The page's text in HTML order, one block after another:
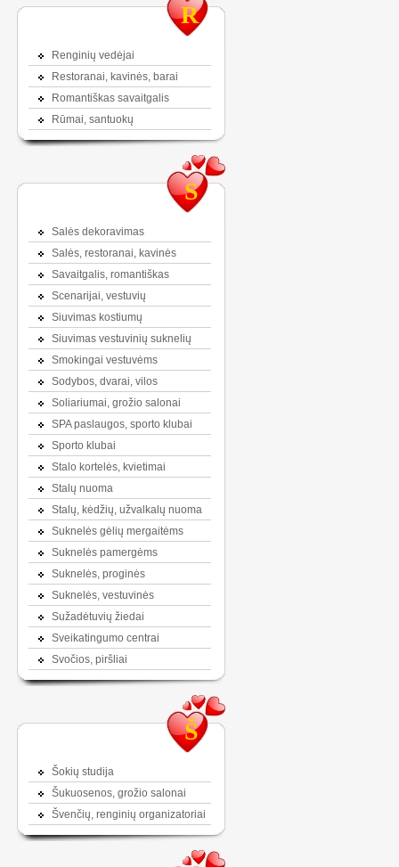
R
Renginių vedėjai
Restoranai, kavinės, barai
Romantiškas savaitgalis
Rūmai, santuokų
S
Salės dekoravimas
Salės, restoranai, kavinės
Savaitgalis, romantiškas
Scenarijai, vestuvių
Siuvimas kostiumų
Siuvimas vestuvinių suknelių
Smokingai vestuvėms
Sodybos, dvarai, vilos
Soliariumai, grožio salonai
SPA paslaugos, sporto klubai
Sporto klubai
Stalo kortelės, kvietimai
Stalų nuoma
Stalų, kėdžių, užvalkalų nuoma
Suknelės gėlių mergaitėms
Suknelės pamergėms
Suknelės, proginės
Suknelės, vestuvinės
Sužadėtuvių žiedai
Sveikatingumo centrai
Svočios, piršliai
Š
Šokių studija
Šukuosenos, grožio salonai
Švenčių, renginių organizatoriai